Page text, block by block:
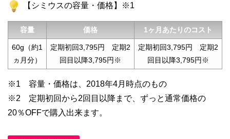
【シミウスの容量・価格】※1
容量 価格 1ヶ月あたりのコスト
60g（約1
ヵ月分）
定期初回3,795円 定期2
回目以降3,795円※
定期初回3,795円 定期2
回目以降3,795円※
※1 容量・価格は、2018年4月時点のもの
※2 定期初回から2回目以降まで、ずっと通常価格の
20％OFFで購入出来ます。